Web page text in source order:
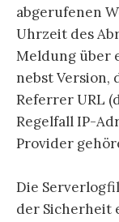
abgerufenen
Uhrzeit des
Meldung über
nebst Version,
Referrer URL
Regelfall IP-
Provider
Die
der Sicherheit